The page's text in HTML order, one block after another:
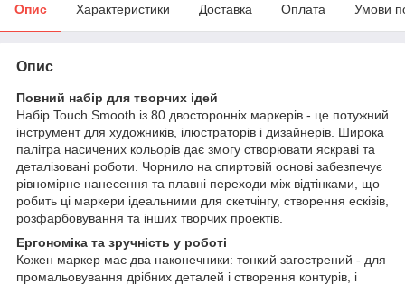
Опис Характеристики Доставка Оплата Умови
Опис
Повний набір для творчих ідей
Набір Touch Smooth із 80 двосторонніх маркерів - це потужний
інструмент для художників, ілюстраторів і дизайнерів. Широка
палітра насичених кольорів дає змогу створювати яскраві та
деталізовані роботи. Чорнило на спиртовій основі забезпечує
рівномірне нанесення та плавні переходи між відтінками, що
робить ці маркери ідеальними для скетчінгу, створення ескізів,
розфарбовування та інших творчих проектів.
Ергономіка та зручність у роботі
Кожен маркер має два наконечники: тонкий загострений - для
промальовування дрібних деталей і створення контурів, і